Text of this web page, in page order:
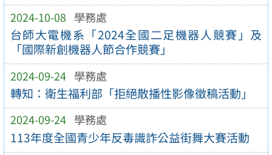
2024-10-08 學務處
台師大電機系「2024全國二足機器人競賽」及
「國際新創機器人節合作競賽」
2024-09-24 學務處
轉知：衛生福利部「拒絕散播性影像徵稿活動」
2024-09-24 學務處
113年度全國青少年反毒識詐公益街舞大賽活動